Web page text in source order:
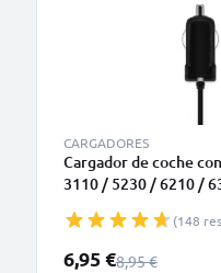
CARGADORES
Cargador de coche
3110 / 5230 / 6210 /
rápido 5V, 0.5A /(148
Precio especial
6,95 €Precio normal
8,95 €